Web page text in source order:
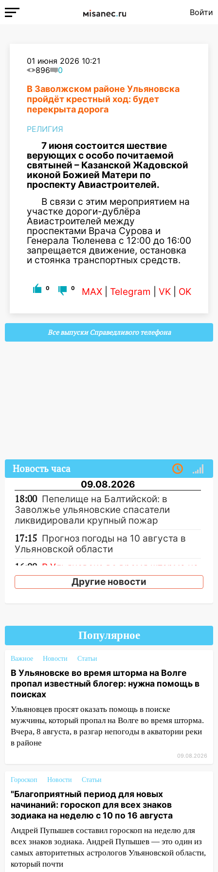
Войти
01 июня 2026 10:21
896
0
В Заволжском районе Ульяновска
пройдёт крестный ход: будет
перекрыта дорога
РЕЛИГИЯ
7 июня состоится шествие
верующих с особо почитаемой
святыней – Казанской Жадовской
иконой Божией Матери по
проспекту Авиастроителей.
В связи с этим мероприятием на
участке дороги-дублёра
Авиастроителей между
проспектами Врача Сурова и
Генерала Тюленева с 12:00 до 16:00
запрещается движение, остановка
и стоянка транспортных средств.
0 0 MAX Telegram VK OK
Все выпуски Справедливого телефона
Новость часа
09.08.2026
18:00 Пепелище на Балтийской: в
Заволжье ульяновские спасатели
ликвидировали крупный пожар
17:15 Прогноз погоды на 10 августа в
Ульяновской области
16:00 В Ульяновске во время шторма на
Волге пропал известный блогер: нужна
помощь в поисках
В Ульяновске выгорела кухня в
многоэтажке
14:18
Гинеколог рассказала о том, с
какими сложностями сталкиваются
молодые мамы
13:02
Люксембург дерево упало на
автомобиль
13:00
новых начинаний: гороскоп для всех
августа
13:00 На проспекте Тюленева в
Ульяновске образовалось «море»
12:57 В Ульяновской области ожидается
крупный град
12:11 Где есть бензин в Ульяновске 9
августа: список АЗС
Другие новости
Популярное
Важное Новости Статьи
В Ульяновске во время шторма на Волге
пропал известный блогер: нужна помощь в
поисках
Ульяновцев просят оказать помощь в поиске
мужчины, который пропал на Волге во время шторма.
Вчера, 8 августа, в разгар непогоды в акватории реки
в районе
09.08.2026
Гороскоп Новости Статьи
"Благоприятный период для новых
начинаний: гороскоп для всех знаков
зодиака на неделю с 10 по 16 августа
Андрей Пупышев составил гороскоп на неделю для
всех знаков зодиака. Андрей Пупышев — это один из
самых авторитетных астрологов Ульяновской области,
который почти